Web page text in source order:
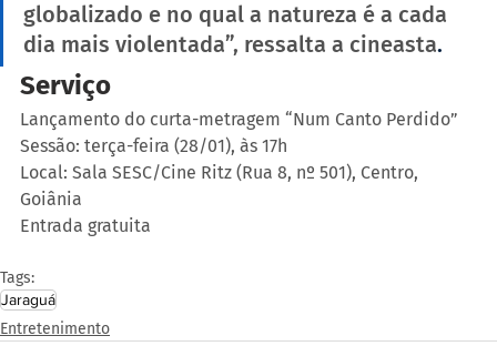
globalizado e no qual a natureza é a cada
dia mais violentada”, ressalta a cineasta.
Serviço
Lançamento do curta-metragem “Num Canto Perdido”
Sessão: terça-feira (28/01), às 17h
Local: Sala SESC/Cine Ritz (Rua 8, nº 501), Centro,
Goiânia
Entrada gratuita
Tags:
Jaraguá
Entretenimento